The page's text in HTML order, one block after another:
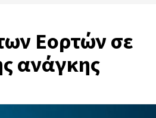
Εορτών σε
ανάγκης